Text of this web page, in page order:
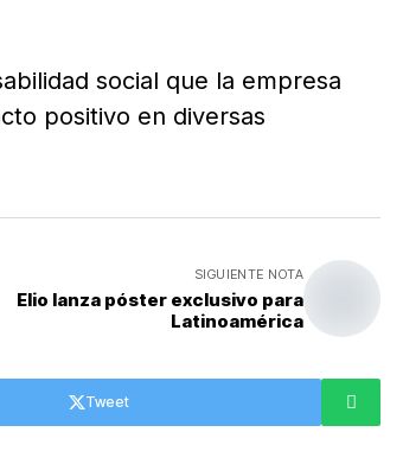
social que la empresa
positivo en diversas
SIGUIENTE NOTA
Elio lanza póster exclusivo para
Latinoamérica
Tweet